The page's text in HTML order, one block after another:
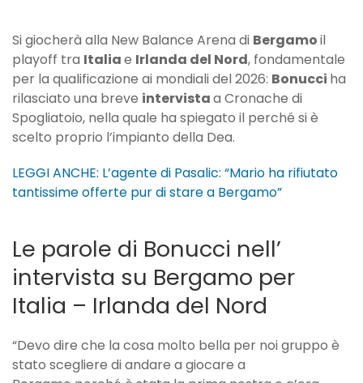
Si giocherà alla New Balance Arena di Bergamoil
playoff tra Italiae Irlanda del Nord, fondamentale
per la qualificazione ai mondiali del 2026: Bonucci ha
rilasciato una breve intervistaa Cronache di
Spogliatoio, nella quale ha spiegato il perché si è
scelto proprio l’impianto della Dea.
LEGGI ANCHE: L’agente di Pasalic: “Mario ha rifiutato
tantissime offerte pur di stare a Bergamo”
Le parole di Bonucci nell’
intervista su Bergamo per
Italia – Irlanda del Nord
“Devo dire che la cosa molto bella per noi gruppo è
stato scegliere di andare a giocare a